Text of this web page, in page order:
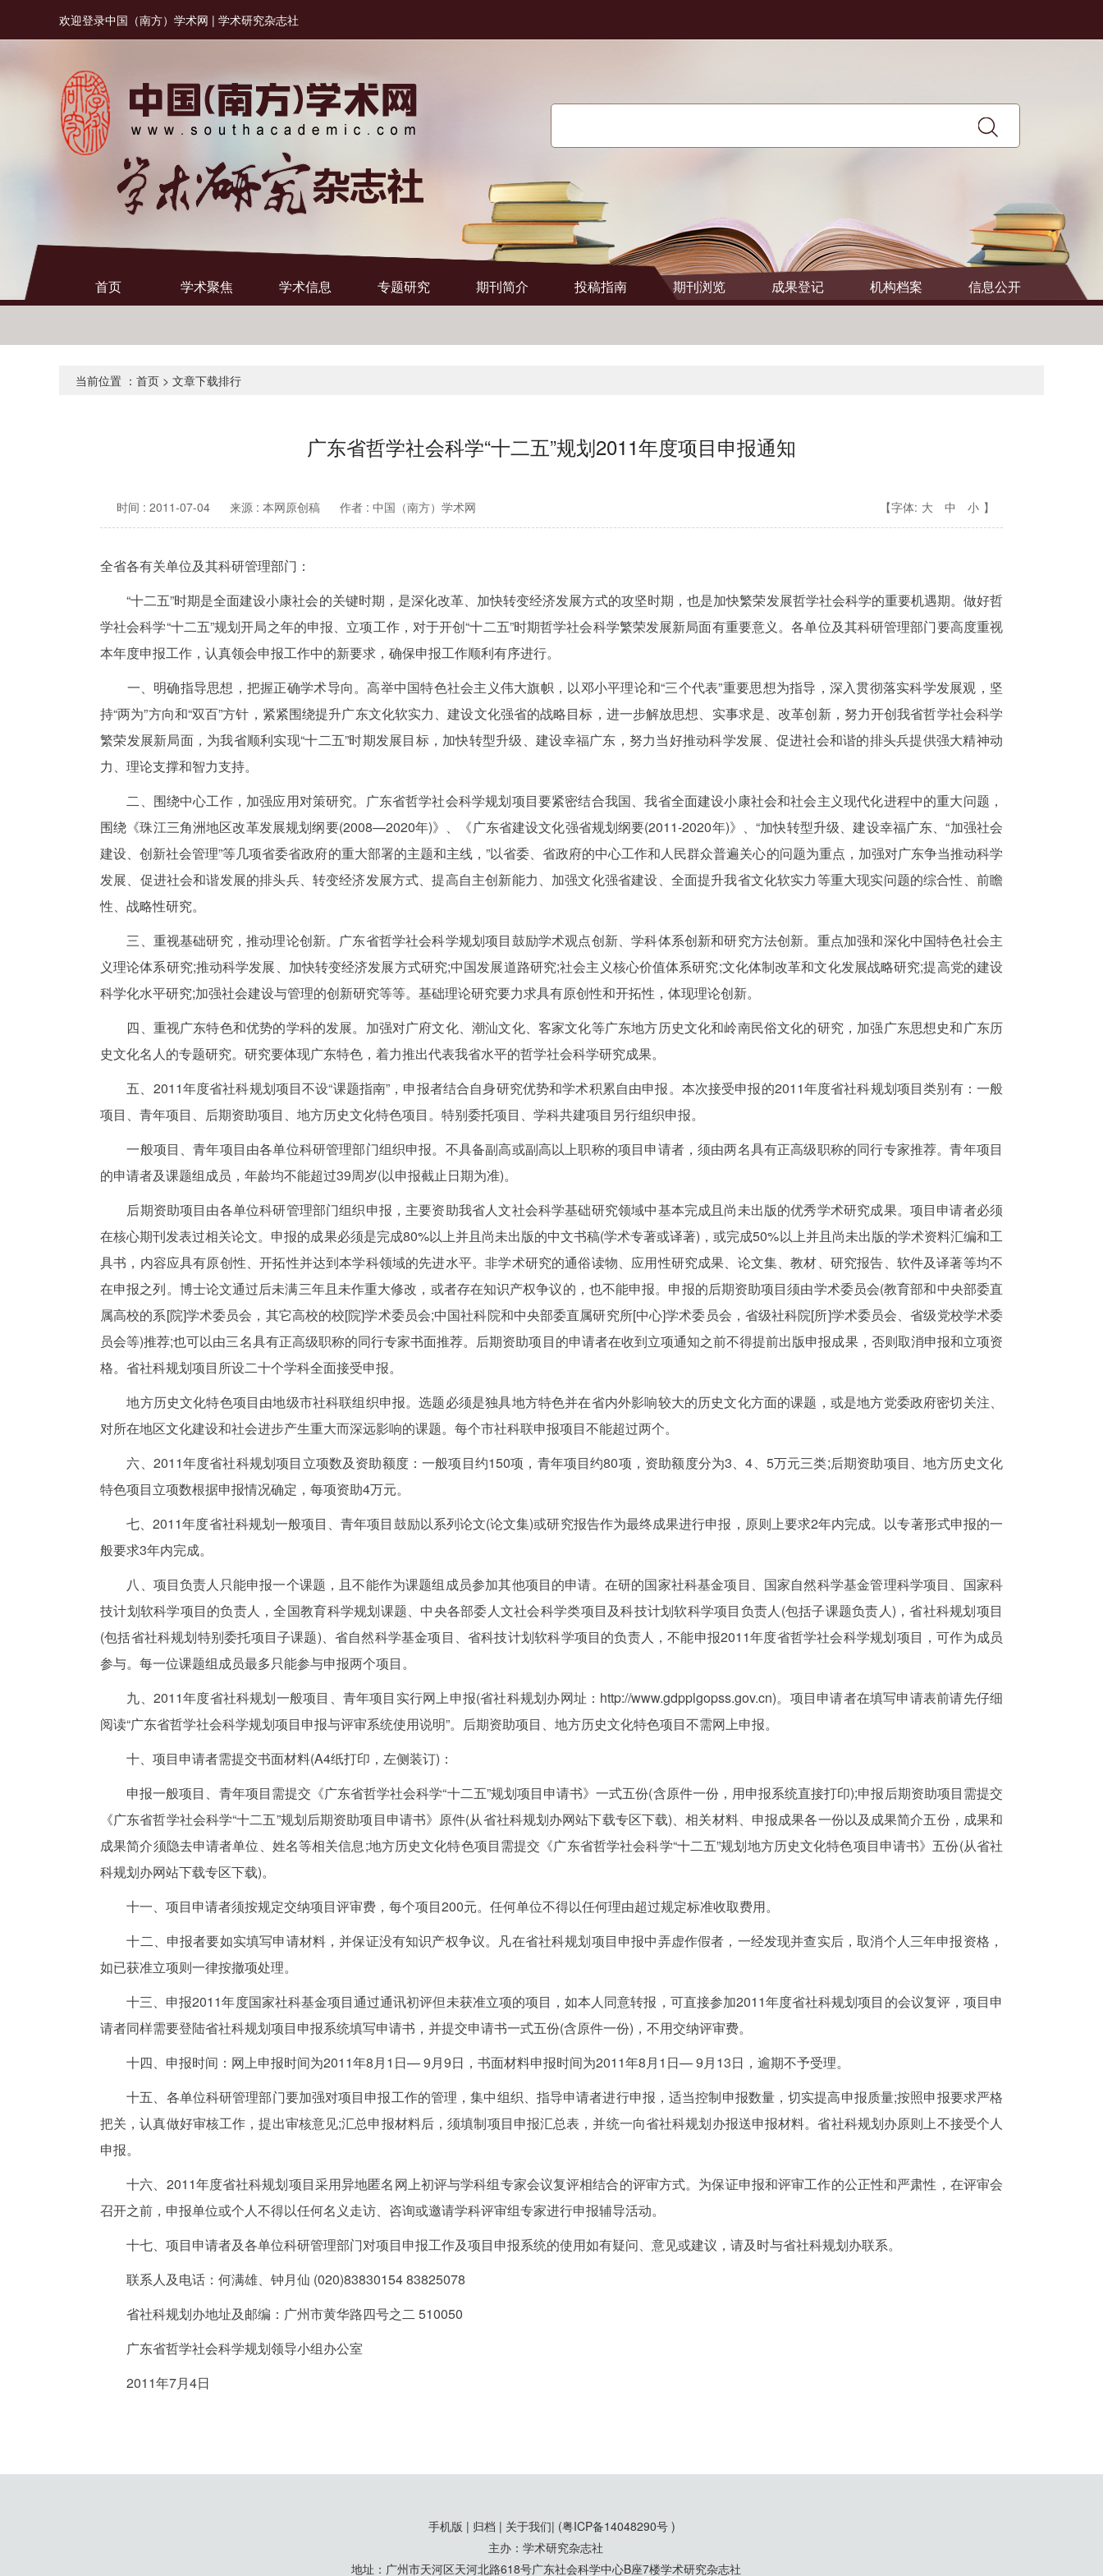
欢迎登录中国（南方）学术网 | 学术研究杂志社
首页 学术聚焦 学术信息 专题研究 期刊简介 投稿指南 期刊浏览 成果登记 机构档案 信息公开
当前位置 ： 首页 > 文章下载排行
广东省哲学社会科学“十二五”规划2011年度项目申报通知
时间 : 2011-07-04 来源 : 本网原创稿 作者 : 中国（南方）学术网 【字体: 大 中 小 】
全省各有关单位及其科研管理部门：
“十二五”时期是全面建设小康社会的关键时期，是深化改革、加快转变经济发展方式的攻坚时期，也是加快繁荣发展哲学社会科学的重要机遇期。做好哲
学社会科学“十二五”规划开局之年的申报、立项工作，对于开创“十二五”时期哲学社会科学繁荣发展新局面有重要意义。各单位及其科研管理部门要高度重视
本年度申报工作，认真领会申报工作中的新要求，确保申报工作顺利有序进行。
一、明确指导思想，把握正确学术导向。高举中国特色社会主义伟大旗帜，以邓小平理论和“三个代表”重要思想为指导，深入贯彻落实科学发展观，坚
持“两为”方向和“双百”方针，紧紧围绕提升广东文化软实力、建设文化强省的战略目标，进一步解放思想、实事求是、改革创新，努力开创我省哲学社会科学
繁荣发展新局面，为我省顺利实现“十二五”时期发展目标，加快转型升级、建设幸福广东，努力当好推动科学发展、促进社会和谐的排头兵提供强大精神动
力、理论支撑和智力支持。
二、围绕中心工作，加强应用对策研究。广东省哲学社会科学规划项目要紧密结合我国、我省全面建设小康社会和社会主义现代化进程中的重大问题，
围绕《珠江三角洲地区改革发展规划纲要(2008—2020年)》、《广东省建设文化强省规划纲要(2011-2020年)》、“加快转型升级、建设幸福广东、“加强社会
建设、创新社会管理”等几项省委省政府的重大部署的主题和主线，”以省委、省政府的中心工作和人民群众普遍关心的问题为重点，加强对广东争当推动科学
发展、促进社会和谐发展的排头兵、转变经济发展方式、提高自主创新能力、加强文化强省建设、全面提升我省文化软实力等重大现实问题的综合性、前瞻
性、战略性研究。
三、重视基础研究，推动理论创新。广东省哲学社会科学规划项目鼓励学术观点创新、学科体系创新和研究方法创新。重点加强和深化中国特色社会主
义理论体系研究;推动科学发展、加快转变经济发展方式研究;中国发展道路研究;社会主义核心价值体系研究;文化体制改革和文化发展战略研究;提高党的建设
科学化水平研究;加强社会建设与管理的创新研究等等。基础理论研究要力求具有原创性和开拓性，体现理论创新。
四、重视广东特色和优势的学科的发展。加强对广府文化、潮汕文化、客家文化等广东地方历史文化和岭南民俗文化的研究，加强广东思想史和广东历
史文化名人的专题研究。研究要体现广东特色，着力推出代表我省水平的哲学社会科学研究成果。
五、2011年度省社科规划项目不设“课题指南”，申报者结合自身研究优势和学术积累自由申报。本次接受申报的2011年度省社科规划项目类别有：一般
项目、青年项目、后期资助项目、地方历史文化特色项目。特别委托项目、学科共建项目另行组织申报。
一般项目、青年项目由各单位科研管理部门组织申报。不具备副高或副高以上职称的项目申请者，须由两名具有正高级职称的同行专家推荐。青年项目
的申请者及课题组成员，年龄均不能超过39周岁(以申报截止日期为准)。
后期资助项目由各单位科研管理部门组织申报，主要资助我省人文社会科学基础研究领域中基本完成且尚未出版的优秀学术研究成果。项目申请者必须
在核心期刊发表过相关论文。申报的成果必须是完成80%以上并且尚未出版的中文书稿(学术专著或译著)，或完成50%以上并且尚未出版的学术资料汇编和工
具书，内容应具有原创性、开拓性并达到本学科领域的先进水平。非学术研究的通俗读物、应用性研究成果、论文集、教材、研究报告、软件及译著等均不
在申报之列。博士论文通过后未满三年且未作重大修改，或者存在知识产权争议的，也不能申报。申报的后期资助项目须由学术委员会(教育部和中央部委直
属高校的系[院]学术委员会，其它高校的校[院]学术委员会;中国社科院和中央部委直属研究所[中心]学术委员会，省级社科院[所]学术委员会、省级党校学术委
员会等)推荐;也可以由三名具有正高级职称的同行专家书面推荐。后期资助项目的申请者在收到立项通知之前不得提前出版申报成果，否则取消申报和立项资
格。省社科规划项目所设二十个学科全面接受申报。
地方历史文化特色项目由地级市社科联组织申报。选题必须是独具地方特色并在省内外影响较大的历史文化方面的课题，或是地方党委政府密切关注、
对所在地区文化建设和社会进步产生重大而深远影响的课题。每个市社科联申报项目不能超过两个。
六、2011年度省社科规划项目立项数及资助额度：一般项目约150项，青年项目约80项，资助额度分为3、4、5万元三类;后期资助项目、地方历史文化
特色项目立项数根据申报情况确定，每项资助4万元。
七、2011年度省社科规划一般项目、青年项目鼓励以系列论文(论文集)或研究报告作为最终成果进行申报，原则上要求2年内完成。以专著形式申报的一
般要求3年内完成。
八、项目负责人只能申报一个课题，且不能作为课题组成员参加其他项目的申请。在研的国家社科基金项目、国家自然科学基金管理科学项目、国家科
技计划软科学项目的负责人，全国教育科学规划课题、中央各部委人文社会科学类项目及科技计划软科学项目负责人(包括子课题负责人)，省社科规划项目
(包括省社科规划特别委托项目子课题)、省自然科学基金项目、省科技计划软科学项目的负责人，不能申报2011年度省哲学社会科学规划项目，可作为成员
参与。每一位课题组成员最多只能参与申报两个项目。
九、2011年度省社科规划一般项目、青年项目实行网上申报(省社科规划办网址：http://www.gdpplgopss.gov.cn)。项目申请者在填写申请表前请先仔细
阅读“广东省哲学社会科学规划项目申报与评审系统使用说明”。后期资助项目、地方历史文化特色项目不需网上申报。
十、项目申请者需提交书面材料(A4纸打印，左侧装订)：
申报一般项目、青年项目需提交《广东省哲学社会科学“十二五”规划项目申请书》一式五份(含原件一份，用申报系统直接打印);申报后期资助项目需提交
《广东省哲学社会科学“十二五”规划后期资助项目申请书》原件(从省社科规划办网站下载专区下载)、相关材料、申报成果各一份以及成果简介五份，成果和
成果简介须隐去申请者单位、姓名等相关信息;地方历史文化特色项目需提交《广东省哲学社会科学“十二五”规划地方历史文化特色项目申请书》五份(从省社
科规划办网站下载专区下载)。
十一、项目申请者须按规定交纳项目评审费，每个项目200元。任何单位不得以任何理由超过规定标准收取费用。
十二、申报者要如实填写申请材料，并保证没有知识产权争议。凡在省社科规划项目申报中弄虚作假者，一经发现并查实后，取消个人三年申报资格，
如已获准立项则一律按撤项处理。
十三、申报2011年度国家社科基金项目通过通讯初评但未获准立项的项目，如本人同意转报，可直接参加2011年度省社科规划项目的会议复评，项目申
请者同样需要登陆省社科规划项目申报系统填写申请书，并提交申请书一式五份(含原件一份)，不用交纳评审费。
十四、申报时间：网上申报时间为2011年8月1日— 9月9日，书面材料申报时间为2011年8月1日— 9月13日，逾期不予受理。
十五、各单位科研管理部门要加强对项目申报工作的管理，集中组织、指导申请者进行申报，适当控制申报数量，切实提高申报质量;按照申报要求严格
把关，认真做好审核工作，提出审核意见;汇总申报材料后，须填制项目申报汇总表，并统一向省社科规划办报送申报材料。省社科规划办原则上不接受个人
申报。
十六、2011年度省社科规划项目采用异地匿名网上初评与学科组专家会议复评相结合的评审方式。为保证申报和评审工作的公正性和严肃性，在评审会
召开之前，申报单位或个人不得以任何名义走访、咨询或邀请学科评审组专家进行申报辅导活动。
十七、项目申请者及各单位科研管理部门对项目申报工作及项目申报系统的使用如有疑问、意见或建议，请及时与省社科规划办联系。
联系人及电话：何满雄、钟月仙 (020)83830154 83825078
省社科规划办地址及邮编：广州市黄华路四号之二 510050
广东省哲学社会科学规划领导小组办公室
2011年7月4日
手机版 | 归档 | 关于我们| (粤ICP备14048290号 )
主办：学术研究杂志社
地址：广州市天河区天河北路618号广东社会科学中心B座7楼学术研究杂志社